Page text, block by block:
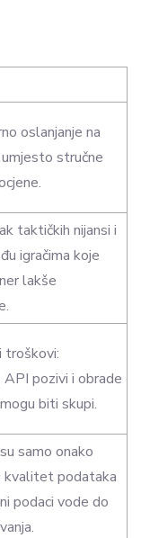
oslanjanje na
stručne
taktičkih nijansi i
igračima koje
lakše
troškovi:
pozivi i obrade
biti skupi.
samo onako
kvalitet podataka
podaci vode do